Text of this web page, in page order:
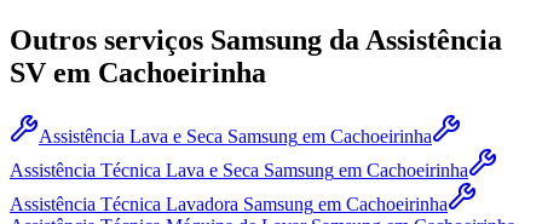
Outros serviços Samsung da Assistência
SV em Cachoeirinha
Assistência Lava e Seca Samsung em Cachoeirinha
Assistência Técnica Lava e Seca Samsung em Cachoeirinha
Assistência Técnica Lavadora Samsung em Cachoeirinha